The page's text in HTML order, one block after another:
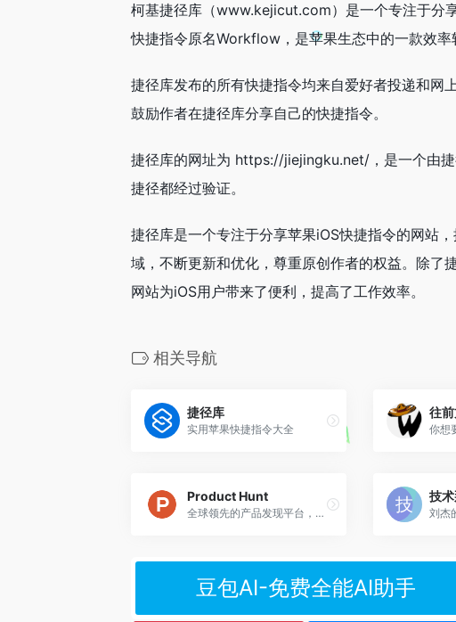
柯基捷径库（www.kejicut.com）是一个专注于分
快捷指令原名Workflow，是苹果生态中的一款效率
捷径库发布的所有快捷指令均来自爱好者投递和网
鼓励作者在捷径库分享自己的快捷指令。
捷径库的网址为 https://jiejingku.net/，是一个由
捷径都经过验证。
捷径库是一个专注于分享苹果iOS快捷指令的网站
域，不断更新和优化，尊重原创作者的权益。除了
网站为iOS用户带来了便利，提高了工作效率。
相关导航
捷径库
实用苹果快捷指令大全
往
你想
Product Hunt
全球领先的产品发现平台，旨在帮助用户发现和分享最新的科技产品、创业公司和创新项目
技
豆包AI-免费全能AI助手